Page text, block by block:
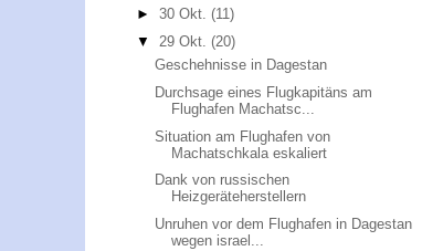
►30 Okt.(11)
▼ 29 Okt.(20)
Geschehnisse in Dagestan
Durchsage eines Flugkapitäns am
Flughafen Machatsc...
Situation am Flughafen von
Machatschkala eskaliert
Dank von russischen
Heizgeräteherstellern
Unruhen vor dem Flughafen in Dagestan
wegen israel...